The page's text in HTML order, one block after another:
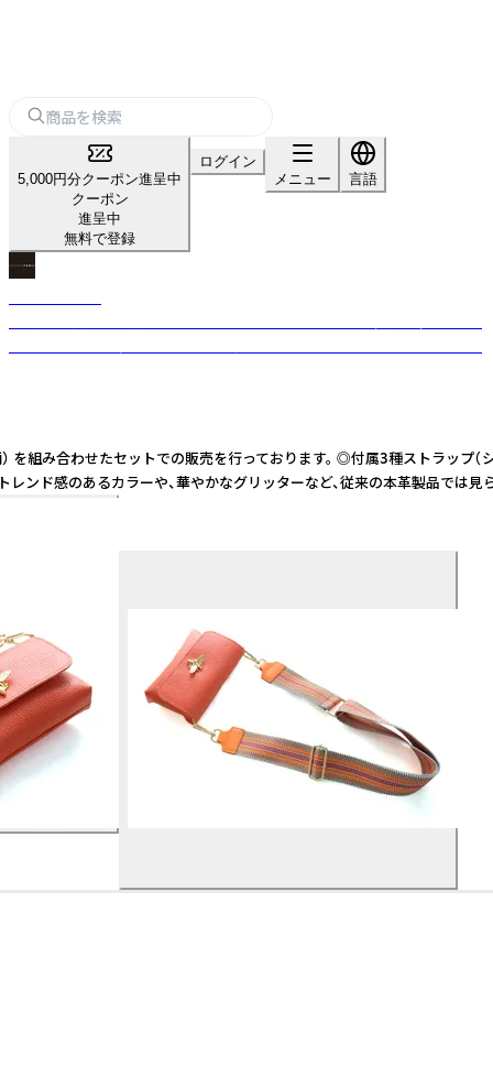
5,000円分クーポン進呈中
クーポン
進呈中
無料で登録
ログイン
メニュー
言語
合わせたセットでの販売を行っております。 ◎付属3種ストラッ
のあるカラーや、華やかなグリッターなど、従来の本革製品で